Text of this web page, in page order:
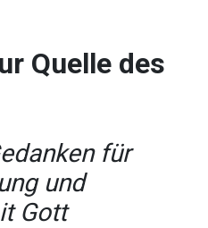
Quelle des
für
und
Gott